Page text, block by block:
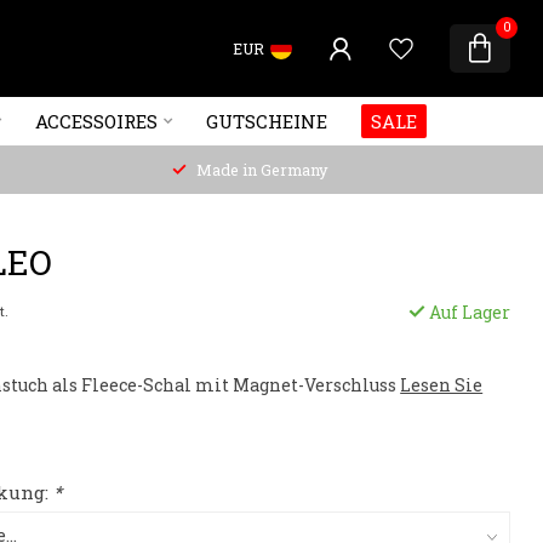
EUR
0
ACCESSOIRES GUTSCHEINE SALE
Made in Germany
Auf Lager
als Fleece-Schal mit Magnet-Verschluss Lesen Sie
*